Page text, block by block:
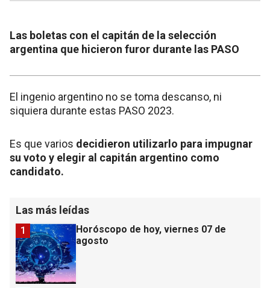
Las boletas con el capitán de la selección
argentina que hicieron furor durante las PASO
El ingenio argentino no se toma descanso, ni
siquiera durante estas PASO 2023.
Es que varios decidieron utilizarlo para impugnar
su voto y elegir al capitán argentino como
candidato.
Las más leídas
Horóscopo de hoy, viernes 07 de
agosto
1